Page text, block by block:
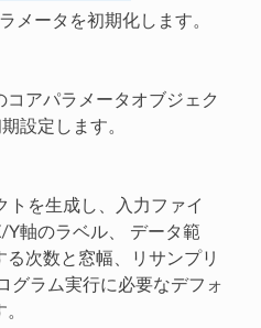
メータを初期化します。
コアパラメータオブジェク
設定します。
トを生成し、入力ファイ
Y軸のラベル、 データ範
る次数と窓幅、リサンプリ
グラム実行に必要なデフォ